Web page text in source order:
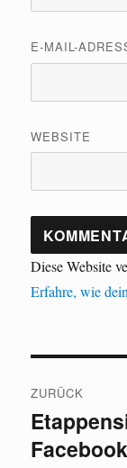
E-MAIL-
WEBSITE
Diese Website
Erfahre, wie
ZURÜCK
Vorheriger
Beitrag:
Facebook